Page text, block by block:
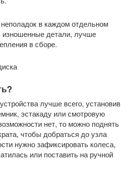
в каждом отдельном
изношенные детали, лучше
в сборе.
лучше всего, установив
эстакаду или смотровую
нет, то можно поднять
чтобы добраться до узла
нужно зафиксировать колеса,
или поставить на ручной